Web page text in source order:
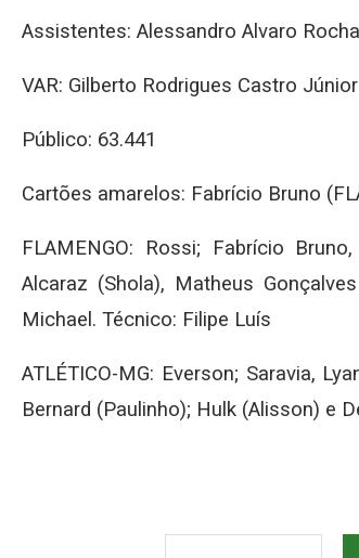
Assistentes: Alessandro Alvaro
VAR: Gilberto Rodrigues Castro Júnior
Público: 63.441
Cartões amarelos: Fabrício Bruno
FLAMENGO: Rossi; Fabrício
Alcaraz (Shola), Matheus
Michael. Técnico: Filipe Luís
ATLÉTICO-MG: Everson; Saravia,
Bernard (Paulinho); Hulk (Alisson) e